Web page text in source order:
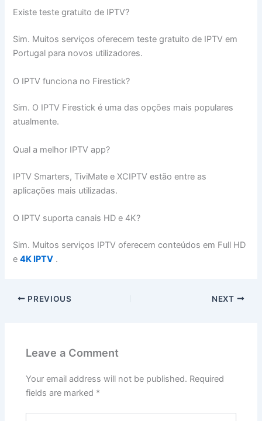
Existe teste gratuito de IPTV?
Sim. Muitos serviços oferecem teste gratuito de IPTV em
Portugal para novos utilizadores.
O IPTV funciona no Firestick?
Sim. O IPTV Firestick é uma das opções mais populares
atualmente.
Qual a melhor IPTV app?
IPTV Smarters, TiviMate e XCIPTV estão entre as
aplicações mais utilizadas.
O IPTV suporta canais HD e 4K?
Sim. Muitos serviços IPTV oferecem conteúdos em Full HD
e4K IPTV .
PREVIOUS NEXT
Leave a Comment
Your email address will not be published. Required
fields are marked *